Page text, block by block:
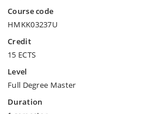
Course code
HMKK03237U
Credit
15 ECTS
Level
Full Degree Master
Duration